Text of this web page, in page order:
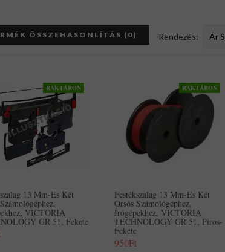
ÖSSZEHASONLÍTÁS (0) Rendezés:
RAKTÁRON
13 Mm-Es Két
VICTORIA
GR 51, Fekete
RAKTÁRON
Festékszalag 13 Mm-Es Két
Orsós Számológéphez,
Írógépekhez, VICTORIA
TECHNOLOGY GR 51, Piros-
Fekete
950Ft